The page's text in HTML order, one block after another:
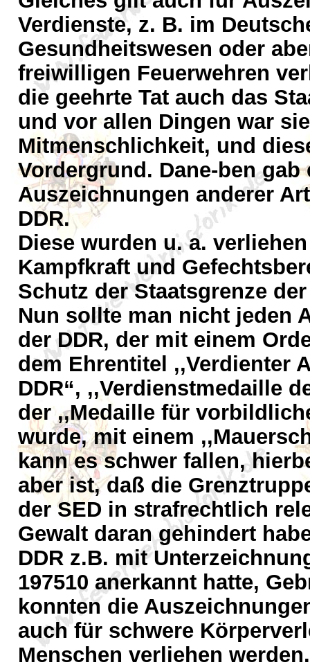
Verdienste, z. B. im
Gesundheitswesen oder
freiwilligen Feuerwehren
die geehrte Tat auch das
und vor allen Dingen war
Mitmenschlichkeit, und
Vordergrund. Dane-ben
Auszeichnungen anderer
DDR.
Diese wurden u. a.
Kampfkraft und
Schutz der Staatsgrenze der
Nun sollte man nicht jeden
der DDR, der mit einem
dem Ehrentitel ,,Verdienter
DDR“, ,,Verdienstmedaille
der ,,Medaille für
wurde, mit einem
kann es schwer fallen,
aber ist, daß die
der SED in strafrechtlich
Gewalt daran gehindert
DDR z.B. mit
197510 anerkannt hatte,
konnten die
auch für schwere
Menschen verliehen